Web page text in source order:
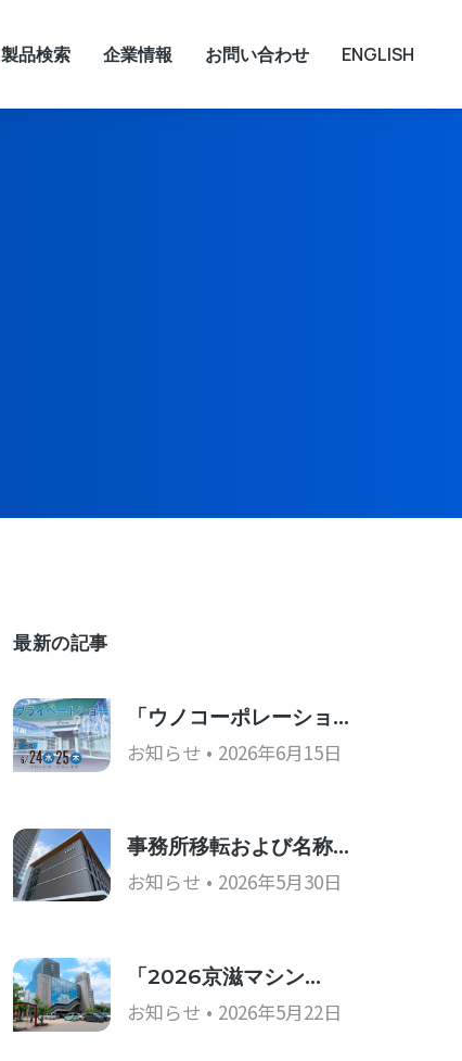
製品検索 企業情報 お問い合わせ ENGLISH
最新の記事
「ウノコーポレーショ…
お知らせ 2026年6月15日
事務所移転および名称…
お知らせ 2026年5月30日
「2026京滋マシン…
お知らせ 2026年5月22日